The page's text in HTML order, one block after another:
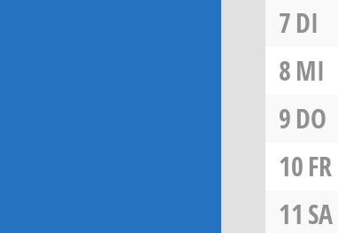
7DI
8MI
9DO
10FR
11 SA